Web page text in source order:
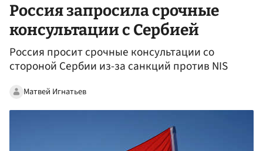
Россия запросила срочные
консультации с Сербией
Россия просит срочные консультации со
стороной Сербии из-за санкций против NIS
Матвей Игнатьев